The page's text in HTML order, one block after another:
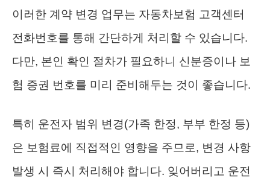
이러한 계약 변경 업무는 자동차보험 고객센터
전화번호를 통해 간단하게 처리할 수 있습니다.
다만, 본인 확인 절차가 필요하니 신분증이나 보
험 증권 번호를 미리 준비해두는 것이 좋습니다.
특히 운전자 범위 변경(가족 한정, 부부 한정 등)
은 보험료에 직접적인 영향을 주므로, 변경 사항
발생 시 즉시 처리해야 합니다. 잊어버리고 운전